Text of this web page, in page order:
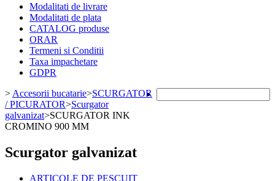
Modalitati de livrare
Modalitati de plata
CATALOG produse
ORAR
Termeni si Conditii
Taxa impachetare
GDPR
> Accesorii bucatarie>SCURGATOR
/ PICURATOR>Scurgator
galvanizat>SCURGATOR INK
CROMINO 900 MM
Scurgator galvanizat
ARTICOLE DE PESCUIT